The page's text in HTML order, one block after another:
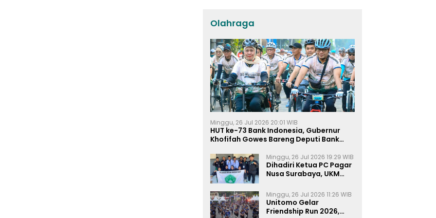
Olahraga
Minggu, 26 Jul 2026 20:01 WIB
HUT ke-73 Bank Indonesia, Gubernur
Khofifah Gowes Bareng Deputi Bank
Minggu, 26 Jul 2026 19:29 WIB
Dihadiri Ketua PC Pagar
Nusa Surabaya, UKM
Sahkan Anggota Baru
Minggu, 26 Jul 2026 11:26 WIB
Unitomo Gelar
Friendship Run 2026,